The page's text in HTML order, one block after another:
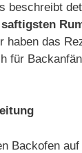
beschreibt
haben das
für
Backofen auf